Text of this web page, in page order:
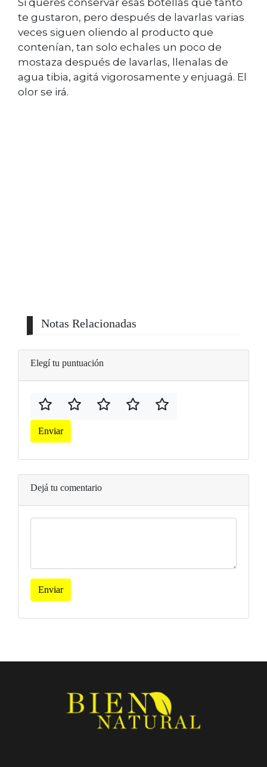
Si querés conservar esas botellas que tanto
te gustaron, pero después de lavarlas varias
veces siguen oliendo al producto que
contenían, tan solo echales un poco de
mostaza después de lavarlas, llenalas de
agua tibia, agitá vigorosamente y enjuagá. El
olor se irá.
Notas Relacionadas
Elegí tu puntuación
Enviar
Dejá tu comentario
Enviar